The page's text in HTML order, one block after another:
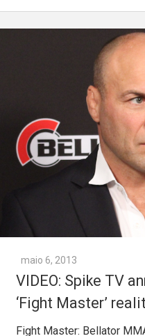
maio 6, 2013
VIDEO: Spike TV
‘Fight Master’
Fight Master: Bellator